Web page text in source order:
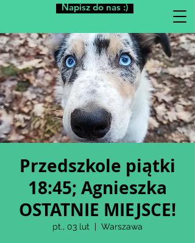
Napisz do nas :)
Przedszkole piątki
18:45; Agnieszka
OSTATNIE MIEJSCE!
pt., 03 lut
  |
Warszawa